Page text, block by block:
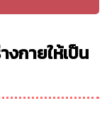
งกายให้เป็น